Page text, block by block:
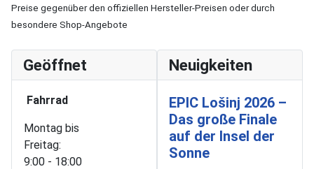
Preise gegenüber den offiziellen Hersteller-Preisen oder durch
besondere Shop-Angebote
Geöffnet
Fahrrad
Montag bis
Freitag:
9:00 - 18:00
Neuigkeiten
EPIC Lošinj 2026 –
Das große Finale
auf der Insel der
Sonne